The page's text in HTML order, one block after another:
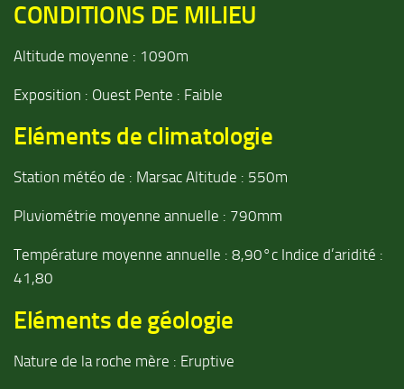
CONDITIONS DE MILIEU
Altitude moyenne : 1090m
Exposition : Ouest Pente : Faible
Eléments de climatologie
Station météo de : Marsac Altitude : 550m
Pluviométrie moyenne annuelle : 790mm
Température moyenne annuelle : 8,90°c Indice d’aridité :
41,80
Eléments de géologie
Nature de la roche mère : Eruptive